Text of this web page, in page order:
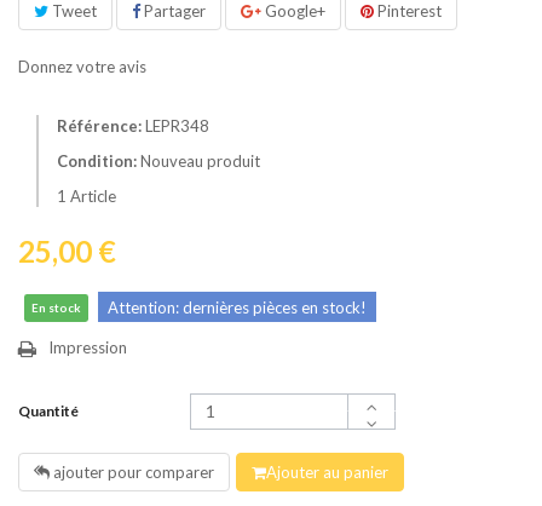
Tweet Partager Google+ Pinterest
Donnez votre avis
Référence:LEPR348
Condition:Nouveau produit
1 Article
25,00 €
En stock Attention: dernières pièces en stock!
Impression
Quantité
ajouter pour comparer Ajouter au panier